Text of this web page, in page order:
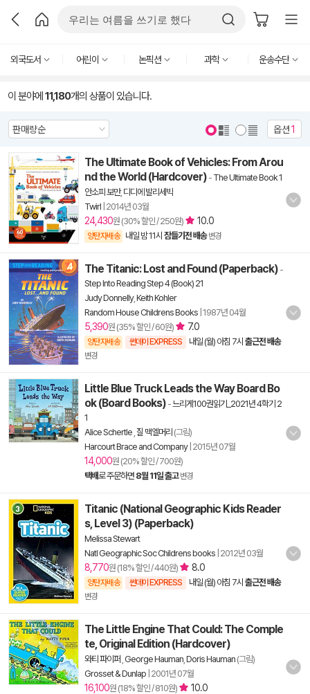
외국도서 어린이 논픽션 과학 운송수단
이 분야에 11,180개의 상품이 있습니다.
옵션1
The Ultimate Book of Vehicles: From Arou
nd the World (Hardcover) - The Ultimate Book 1
안소피 보만, 디디에 발리세빅
Twirl 2014년 03월
24,430원 (30% 할인 / 250원) 10.0
양탄자배송 내일 밤 11시 잠들기전 배송 변경
The Titanic: Lost and Found (Paperback) -
Step Into Reading Step 4 (Book) 21
Judy Donnelly, Keith Kohler
Random House Childrens Books 1987년 04월
5,390원 (35% 할인 / 60원) 7.0
양탄자배송 썬데이 EXPRESS 내일 (월) 아침 7시 출근전 배송
변경
Little Blue Truck Leads the Way Board Bo
ok (Board Books) -느리게100권읽기_2021년 4학기 2
1
Alice Schertle 질 맥엘머리 (그림)
Harcourt Brace and Company| 2015년 07월
14,000원 (20% 할인 / 700원)
택배로 주문하면 8월 11일 출고 변경
Titanic (National Geographic Kids Reader
s, Level 3) (Paperback)
Melissa Stewart
Natl Geographic Soc Childrens books 2012년 03월
8,770원 (18% 할인 / 440원) 8.0
양탄자배송 썬데이 EXPRESS 내일 (월) 아침 7시 출근전 배송
변경
The Little Engine That Could: The Comple
te, Original Edition (Hardcover)
와티 파이퍼 George Hauman Doris Hauman (그림)
Grosset & Dunlap 2001년 07월
16,100원 (18% 할인 / 810원) 10.0